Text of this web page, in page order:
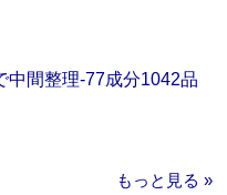
中間整理‐77成分1042品
もっと見る »